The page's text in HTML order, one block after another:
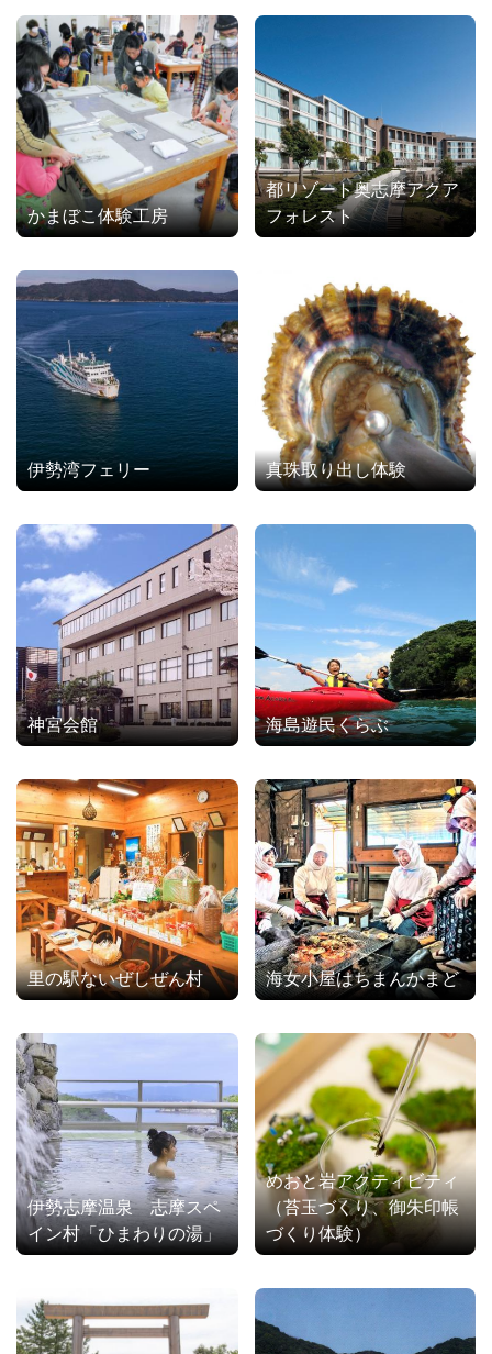
かまぼこ体験工房
都リゾート奥志摩アクア
フォレスト
伊勢湾フェリー 真珠取り出し体験
神宮会館 海島遊民くらぶ
里の駅ないぜしぜん村 海女小屋はちまんかまど
伊勢志摩温泉 志摩スペ
イン村「ひまわりの湯」
めおと岩アクティビティ
（苔玉づくり、御朱印帳
づくり体験）